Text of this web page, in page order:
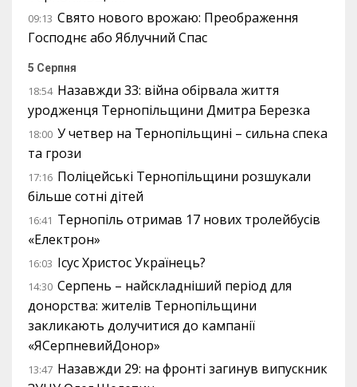
09:13 Свято нового врожаю: Преображення
Господнє або Яблучний Спас
5 Серпня
18:54 Назавжди 33: війна обірвала життя
уродженця Тернопільщини Дмитра Березка
18:00 У четвер на Тернопільщині – сильна спека
та грози
17:16 Поліцейські Тернопільщини розшукали
більше сотні дітей
16:41 Тернопіль отримав 17 нових тролейбусів
«Електрон»
16:03 Ісус Христос Українець?
14:30 Серпень – найскладніший період для
донорства: жителів Тернопільщини
закликають долучитися до кампанії
«ЯСерпневийДонор»
13:47 Назавжди 29: на фронті загинув випускник